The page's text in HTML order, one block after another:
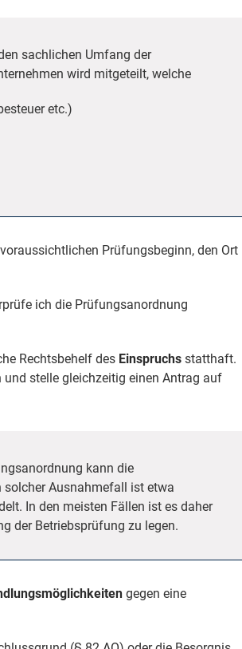
sachlichen Umfang der
wird mitgeteilt, welche
etc.)
Prüfungsbeginn, den Ort
ich die Prüfungsanordnung
Rechtsbehelf des Einspruchs statthaft.
stelle gleichzeitig einen Antrag auf
kann die
solcher Ausnahmefall ist etwa
In den meisten Fällen ist es daher
der Betriebsprüfung zu legen.
gegen eine